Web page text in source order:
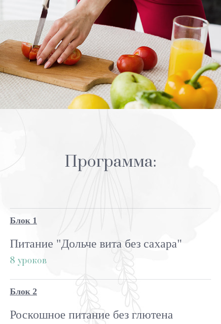
Программа:
Блок 1
Питание "Дольче вита без сахара"
8 уроков
Блок 2
Роскошное питание без глютена